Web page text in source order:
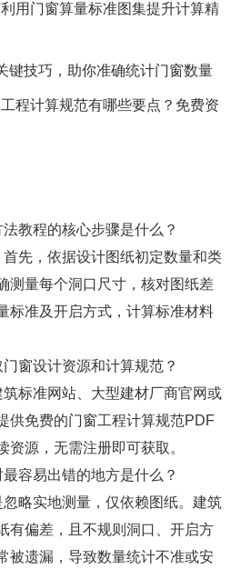
用门窗算量标准图集提升计算精
键技巧，助你准确统计门窗数量
程计算规范有哪些要点？免费资
教程的核心步骤是什么？
先，依据设计图纸初定数量和类
测量每个洞口尺寸，核对图纸差
标准及开启方式，计算标准材料
窗设计资源和计算规范？
标准网站、大型建材厂商官网或
供免费的门窗工程计算规范PDF
资源，无需注册即可获取。
容易出错的地方是什么？
略实地测量，仅依赖图纸。建筑
有偏差，且不规则洞口、开启方
被遗漏，导致数量统计不准或安